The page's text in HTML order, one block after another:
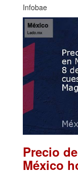
Infobae
Precio
México